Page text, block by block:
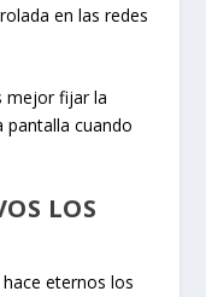
en las redes
mejor fijar la
pantalla cuando
LOS
eternos los